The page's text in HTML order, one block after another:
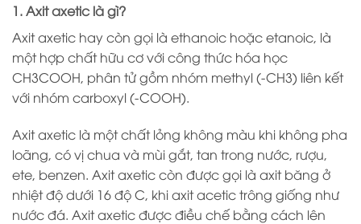
1. Axit axetic là gì?
Axit axetic hay còn gọi là ethanoic hoặc etanoic, là
một hợp chất hữu cơ với công thức hóa học
CH3COOH, phân tử gồm nhóm methyl (-CH3) liên kết
với nhóm carboxyl (-COOH).
Axit axetic là một chất lỏng không màu khi không pha
loãng, có vị chua và mùi gắt, tan trong nước, rượu,
ete, benzen. Axit axetic còn được gọi là axit băng ở
nhiệt độ dưới 16 độ C, khi axit acetic trông giống như
nước đá. Axit axetic được điều chế bằng cách lên